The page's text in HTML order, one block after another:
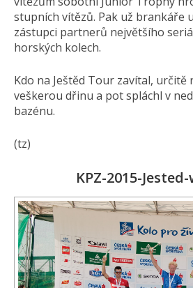
stupních vítězů. Pak už brankáře
zástupci partnerů největšího
horských kolech.
Kdo na Ještěd Tour zavítal, určitě
veškerou dřinu a pot spláchl v
bazénu.
(tz)
KPZ-2015-